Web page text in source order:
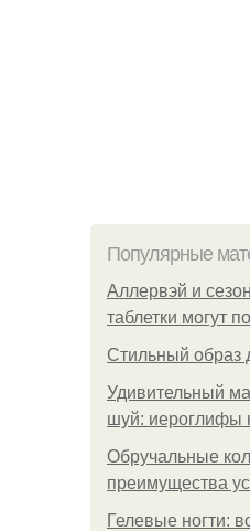
Популярные
Аллервэй и
таблетки могут
Стильный образ
Удивительный
шуй: иероглифы
Обручальные
преимущества
Гелевые ногти: